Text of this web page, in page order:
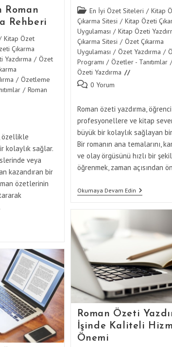
Post
category:
En İyi Özet Siteleri / Kitap
Çıkarma Sitesi / Kitap Özeti
Uygulaması / Kitap Özeti
Çıkarma Sitesi / Özet Çıkarma
Uygulaması / Özet Yazdırma /
Programı / Özetler - Tanıtımlar /
Özeti Yazdırma
Post 0 Yorum
Roman özeti yazdırma,
profesyonellere ve kitap
büyük bir kolaylık sağlayan
Bir romanın ana temalarını,
ve olay örgüsünü hızlı bir
öğrenmek, zaman açısından
Okumaya Devam EdinRoman
Özeti
İpuçları
Roman
Rehberi
Kitap Özet
Çıkarma
Yazdırma / Özet
/ Özetleme
/ Roman
özellikle
kolaylık sağlar.
veya
kazandıran bir
özetlerinin
Roman Özeti
İşinde Kaliteli
Önemi